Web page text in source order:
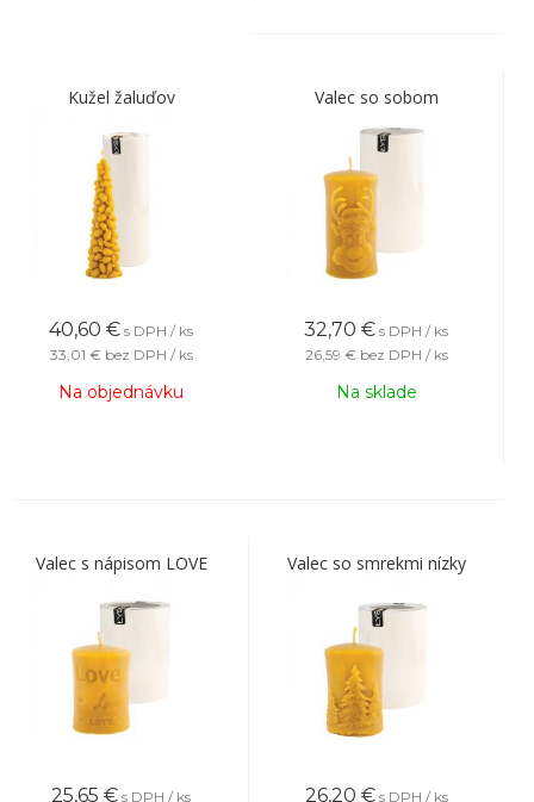
Kužel žaluďov
40,60 € s DPH / ks
33,01 € bez DPH / ks
Na objednávku
Valec so sobom
32,70 € s DPH / ks
26,59 € bez DPH / ks
Na sklade
Valec s nápisom LOVE
25,65 € s DPH / ks
Valec so smrekmi nízky
26,20 € s DPH / ks